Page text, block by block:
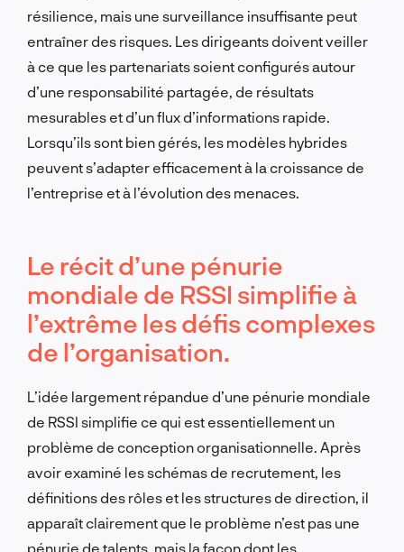
résilience, mais une surveillance insuffisante peut
entraîner des risques. Les dirigeants doivent veiller
à ce que les partenariats soient configurés autour
d’une responsabilité partagée, de résultats
mesurables et d’un flux d’informations rapide.
Lorsqu’ils sont bien gérés, les modèles hybrides
peuvent s’adapter efficacement à la croissance de
l’entreprise et à l’évolution des menaces.
Le récit d’une pénurie
mondiale de RSSI simplifie à
l’extrême les défis complexes
de l’organisation.
L’idée largement répandue d’une pénurie mondiale
de RSSI simplifie ce qui est essentiellement un
problème de conception organisationnelle. Après
avoir examiné les schémas de recrutement, les
définitions des rôles et les structures de direction, il
apparaît clairement que le problème n’est pas une
pénurie de talents, mais la façon dont les